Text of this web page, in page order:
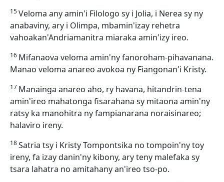
15Veloma any amin'i Filologo sy i Jolia, i Nerea sy ny
anabaviny, ary i Olimpa, mbamin'izay rehetra
vahoakan'Andriamanitra miaraka amin'izy ireo.
16 Mifanaova veloma amin'ny fanoroham-pihavanana.
Manao veloma anareo avokoa ny Fiangonan'i Kristy.
17 Manainga anareo aho, ry havana, hitandrin-tena
amin'ireo mahatonga fisarahana sy mitaona amin'ny
ratsy ka manohitra ny fampianarana noraisinareo;
halaviro ireny.
18Satria tsy i Kristy Tompontsika no tompoin'ny toy
ireny, fa izay danin'ny kibony, ary teny malefaka sy
tsara lahatra no amitahany an'ireo tso-po.